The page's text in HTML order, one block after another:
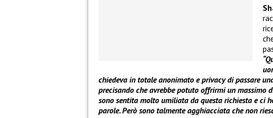
chiedeva in totale anonimato e privacy di passare
precisando che avrebbe potuto offrirmi un massimo
sono sentita molto umiliata da questa richiesta e ci
parole. Però sono talmente agghiacciata che non